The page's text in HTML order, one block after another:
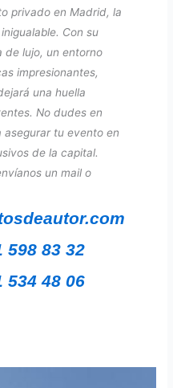
privado en Madrid, la
Con su
de lujo, un entorno
impresionantes,
una huella
No dudes en
asegurar tu evento en
de la capital.
un mail o
598 83 32
534 48 06